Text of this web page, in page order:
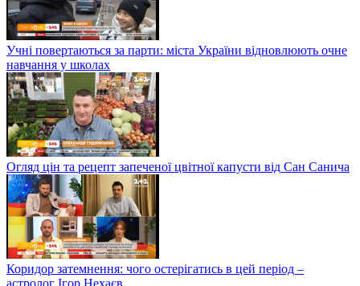
Учні повертаються за парти: міста України відновлюють очне
навчання у школах
Огляд цін та рецепт запеченої цвітної капусти від Сан Санича
Коридор затемнення: чого остерігатись в цей період –
астролог Ігор Нехаєв